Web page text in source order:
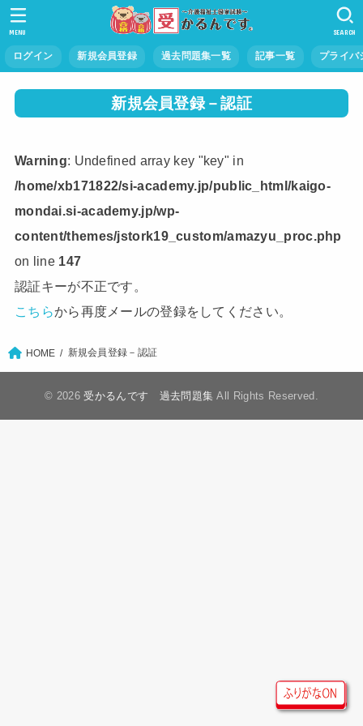
ログイン 新規会員登録 過去問題集一覧 記事一覧 プライバ
SEARCH
MENU
新規会員登録－認証
Warning
: Undefined array key "key" in
/home/xb171822/si-academy.jp/public_html/kaigo-
mondai.si-academy.jp/wp-
content/themes/jstork19_custom/amazyu_proc.php
on line 147
認証キーが不正です。
こちらから再度 メールの登録をしてください。
HOME 新規会員登録－認証
© 2026受かるんです 過去問題集 All Rights Reserved.
ルビON